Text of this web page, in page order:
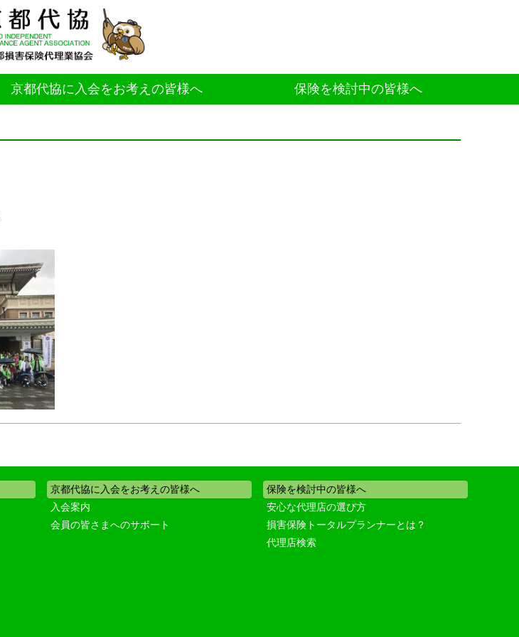
京都代協に入会をお考えの皆様へ 保険を検討中の皆様へ
京都代協に入会をお考えの皆様へ
入会案内
会員の皆さまへのサポート
保険を検討中の皆様へ
安心な代理店の選び方
損害保険トータルプランナーとは？
代理店検索